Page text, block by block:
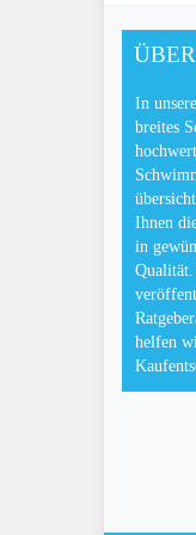
In
breites
Ihnen
in
Qualität.
helfen